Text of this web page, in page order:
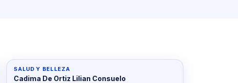
SALUD Y BELLEZA
Cadima De Ortiz Lilian Consuelo